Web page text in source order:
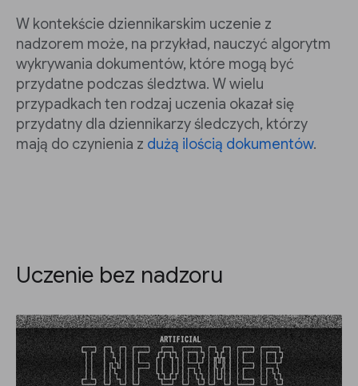
W kontekście dziennikarskim uczenie z
nadzorem może, na przykład, nauczyć algorytm
wykrywania dokumentów, które mogą być
przydatne podczas śledztwa. W wielu
przypadkach ten rodzaj uczenia okazał się
przydatny dla dziennikarzy śledczych, którzy
mają do czynienia z dużą ilością dokumentów.
Uczenie bez nadzoru